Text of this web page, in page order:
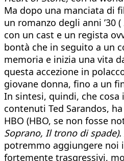
Ma dopo una manciata di
un romanzo degli anni ’30 (
con un cast e un regista
bontà che in seguito a un
memoria e inizia una vita
questa accezione in
giovane donna, fino a un
In sintesi, quindi, che
contenuti Ted Sarandos,
HBO (HBO, se non fosse
Soprano, Il trono di spade).
potremmo aggiungere noi
fortemente trasgressivi,